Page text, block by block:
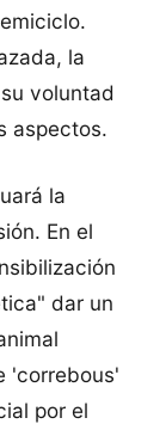
la
voluntad
aspectos.
la
En el
dar un
'correbous'
por el